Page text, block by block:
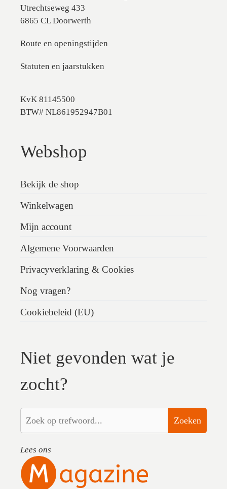
Utrechtseweg 433
6865 CL Doorwerth
Route en openingstijden
Statuten en jaarstukken
KvK 81145500
BTW# NL861952947B01
Webshop
Bekijk de shop
Winkelwagen
Mijn account
Algemene Voorwaarden
Privacyverklaring & Cookies
Nog vragen?
Cookiebeleid (EU)
Niet gevonden wat je
zocht?
Zoeken
Lees ons